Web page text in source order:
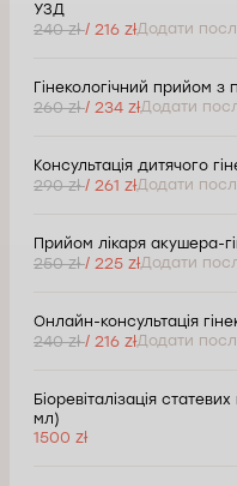
УЗД
240 zł/ 216 złДодати
Гінекологічний прийом з
260 zł/ 234 złДодати
Консультація дитячого
290 zł/ 261 złДодати
Прийом лікаря акушера-
250 zł/ 225 złДодати
Онлайн-консультація
240 zł/ 216 złДодати
Біоревіталізація
мл)
1500 zł